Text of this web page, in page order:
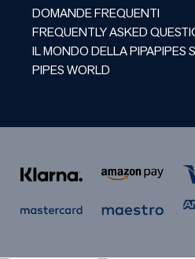
DOMANDE FREQUENTI
FREQUENTLY ASKED
IL MONDO DELLA PIPAPIPES
PIPES WORLD